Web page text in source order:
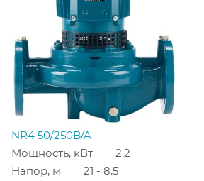
NR4 50/250B/A
Мощность, кВт
2.2
Напор, м
21 - 8.5